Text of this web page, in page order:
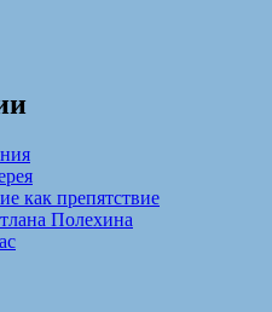
как препятствие
Полехина